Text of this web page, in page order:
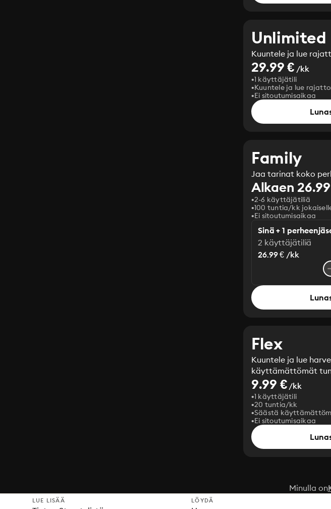
Unlimited
Kuuntele ja lue
29.99 € /kk
1 käyttäjätili
Kuuntele ja lue
Ei sitoutumisaikaa
Family
Jaa tarinat koko
Alkaen
2-6 käyttäjätiliä
100 tuntia/kk
Ei sitoutumisaikaa
Sinä + 1
2 käyttäjätiliä
26.99 € /kk
Flex
Kuuntele ja lue
käyttämättömät
9.99 €/kk
1 käyttäjätili
20 tuntia/kk
Säästä
Ei sitoutumisaikaa
Minulla on
LUE LISÄÄ LÖYDÄ